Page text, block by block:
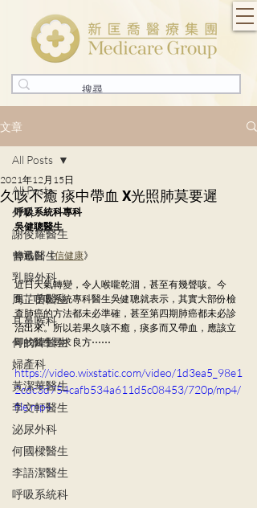
文章
All Posts
外科
謝俊耀醫生
曾迅醫生
乳腺外科
周芷茵醫生
耳鼻喉科
何的煒醫生
婦產科
黃潔華醫生
李文軒醫生
泌尿外科
何國樑醫生
李語潔醫生
呼吸系統科
All Posts
久咳不癒 痰中帶血 X光照肺莫要遲
2021年12月15日
呼吸系統科專科
吳健聰醫生
轉載自 《信健康》
近日天氣轉變，令人喉嚨乾涸，甚至有幾聲咳。今
集，呼吸系統專科醫生吳健聰就表示，其實大部份檢
查肺癌的方法都未必準確，甚至第四期肺癌都未必診
治出來。所以若果久咳不癒，痰多而又帶血，應該立
即找醫生尋求良方⋯⋯
https://video.wixstatic.com/video/1d3ea5_98e1
2cdc3d754cafb534a611d5c08453/720p/mp4/
file.mp4